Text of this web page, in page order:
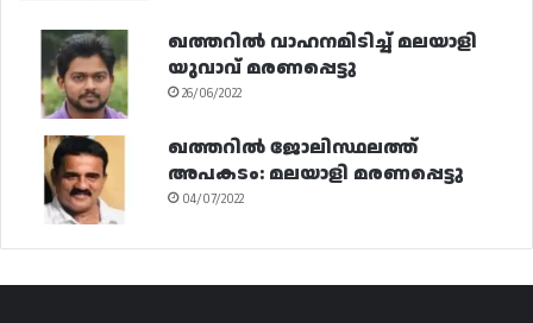
ഖത്തറിൽ വാഹനമിടിച്ച് മലയാളി
യുവാവ് മരണപ്പെട്ടു
26/06/2022
ഖത്തറിൽ ജോലിസ്ഥലത്ത്
അപകടം: മലയാളി മരണപ്പെട്ടു
04/07/2022